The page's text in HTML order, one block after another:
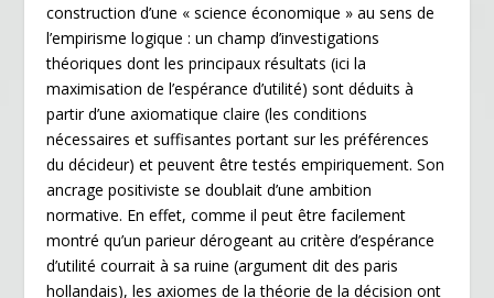
construction d’une « science économique » au sens de
l’empirisme logique : un champ d’investigations
théoriques dont les principaux résultats (ici la
maximisation de l’espérance d’utilité) sont déduits à
partir d’une axiomatique claire (les conditions
nécessaires et suffisantes portant sur les préférences
du décideur) et peuvent être testés empiriquement. Son
ancrage positiviste se doublait d’une ambition
normative. En effet, comme il peut être facilement
montré qu’un parieur dérogeant au critère d’espérance
d’utilité courrait à sa ruine (argument dit des paris
hollandais), les axiomes de la théorie de la décision ont